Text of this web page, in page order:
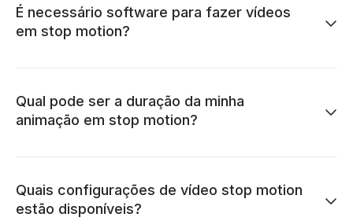
É necessário software para fazer vídeos
em stop motion?
Qual pode ser a duração da minha
animação em stop motion?
Quais configurações de vídeo stop motion
estão disponíveis?